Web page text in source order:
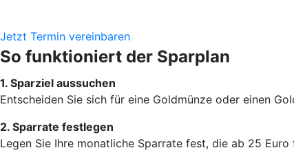
Jetzt Termin vereinbaren
So funktioniert der Sparplan
1. Sparziel aussuchen
Entscheiden Sie sich für eine Goldmünze oder einen
2. Sparrate festlegen
Legen Sie Ihre monatliche Sparrate fest, die ab 25